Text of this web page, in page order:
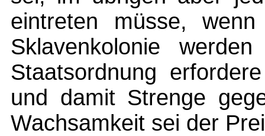
eintreten müsse,
Sklavenkolonie
Staatsordnung
und damit Strenge
Wachsamkeit sei der